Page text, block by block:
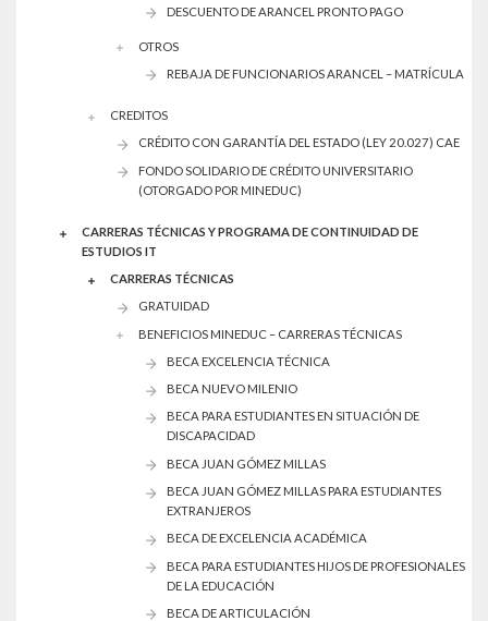
DESCUENTO DE ARANCEL PRONTO PAGO
OTROS
REBAJA DE FUNCIONARIOS ARANCEL – MATRÍCULA
CREDITOS
CRÉDITO CON GARANTÍA DEL ESTADO (LEY 20.027) CAE
FONDO SOLIDARIO DE CRÉDITO UNIVERSITARIO
(OTORGADO POR MINEDUC)
CARRERAS TÉCNICAS Y PROGRAMA DE CONTINUIDAD DE
ESTUDIOS IT
CARRERAS TÉCNICAS
GRATUIDAD
BENEFICIOS MINEDUC – CARRERAS TÉCNICAS
BECA EXCELENCIA TÉCNICA
BECA NUEVO MILENIO
BECA PARA ESTUDIANTES EN SITUACIÓN DE
DISCAPACIDAD
BECA JUAN GÓMEZ MILLAS
BECA JUAN GÓMEZ MILLAS PARA ESTUDIANTES
EXTRANJEROS
BECA DE EXCELENCIA ACADÉMICA
BECA PARA ESTUDIANTES HIJOS DE PROFESIONALES
DE LA EDUCACIÓN
BECA DE ARTICULACIÓN